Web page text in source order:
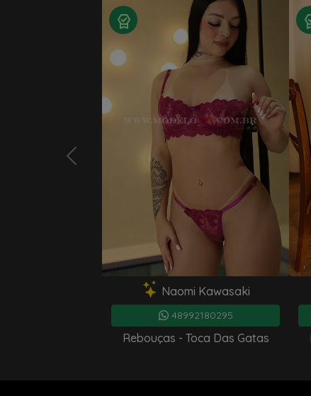
Gisele Machado
41995117843
Rebouças - Toca Das Gatas